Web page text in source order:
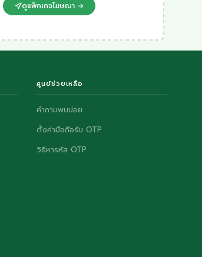
ดูแพ็กเกจโฆษณา →
ศูนย์ช่วยเหลือ
คำถามพบบ่อย
ตั้งค่ามือถือรับ OTP
วิธีหารหัส OTP